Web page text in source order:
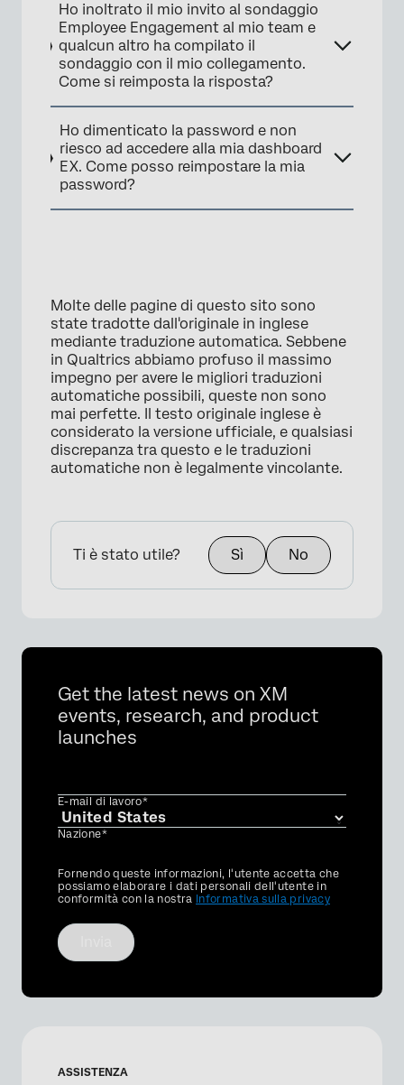
Ho inoltrato il mio invito al sondaggio
Employee Engagement al mio team e
qualcun altro ha compilato il
sondaggio con il mio collegamento.
Come si reimposta la risposta?
Ho dimenticato la password e non
riesco ad accedere alla mia dashboard
EX. Come posso reimpostare la mia
password?
Molte delle pagine di questo sito sono
state tradotte dall'originale in inglese
mediante traduzione automatica. Sebbene
in Qualtrics abbiamo profuso il massimo
impegno per avere le migliori traduzioni
automatiche possibili, queste non sono
mai perfette. Il testo originale inglese è
considerato la versione ufficiale, e qualsiasi
discrepanza tra questo e le traduzioni
automatiche non è legalmente vincolante.
Ti è stato utile? Sì No
Get the latest news on XM
events, research, and product
launches
E-mail di lavoro*
Nazione*
Privacy
Optin
Fornendo queste informazioni, l'utente accetta che
possiamo elaborare i dati personali dell'utente in
conformità con la nostra Informativa sulla privacy
ASSISTENZA